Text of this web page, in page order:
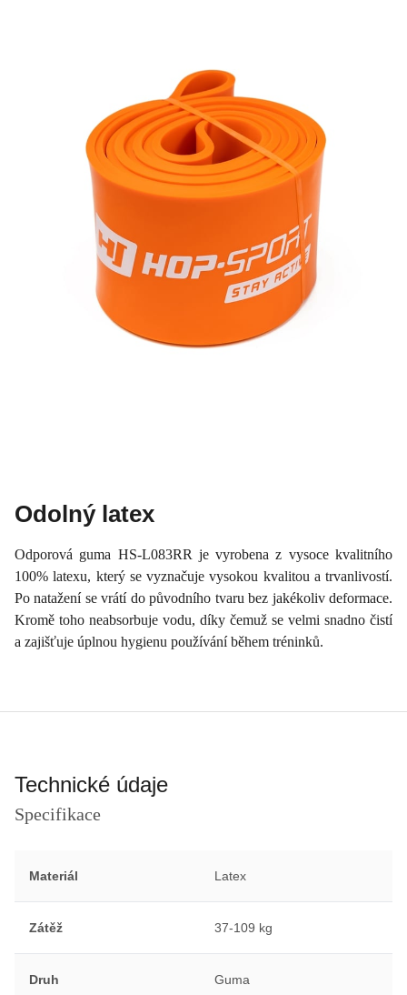
Odolný latex
Odporová guma HS-L083RR je vyrobena z vysoce kvalitního
100% latexu, který se vyznačuje vysokou kvalitou a trvanlivostí.
Po natažení se vrátí do původního tvaru bez jakékoliv deformace.
Kromě toho neabsorbuje vodu, díky čemuž se velmi snadno čistí
a zajišťuje úplnou hygienu používání během tréninků.
Technické údaje
Specifikace
Materiál Latex
Zátěž 37-109 kg
Druh Guma